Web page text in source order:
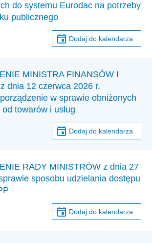
do systemu Eurodac na potrzeby
publicznego
Dodaj do kalendarza
MINISTRA FINANSÓW I
dnia 12 czerwca 2026 r.
w sprawie obniżonych
towarów i usług
Dodaj do kalendarza
RADY MINISTRÓW z dnia 27
sposobu udzielania dostępu
Dodaj do kalendarza